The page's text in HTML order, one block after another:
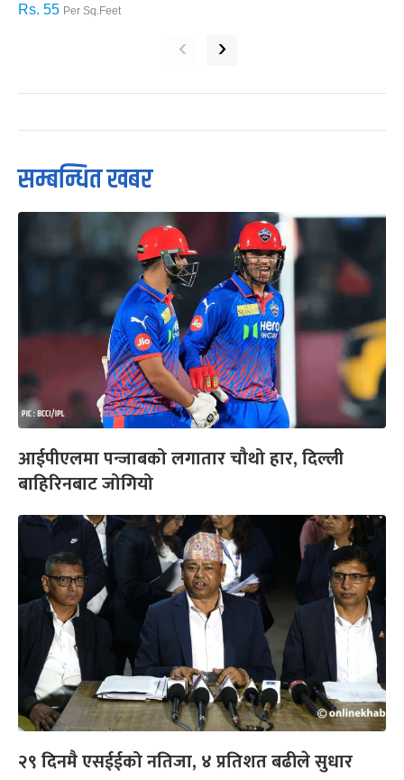
Rs. 55 Per Sq.Feet
‹ ›
सम्बन्धित खबर
आईपीएलमा पन्जाबको लगातार चौथो हार, दिल्ली
बाहिरिनबाट जोगियो
२९ दिनमै एसईईको नतिजा, ४ प्रतिशत बढीले सुधार